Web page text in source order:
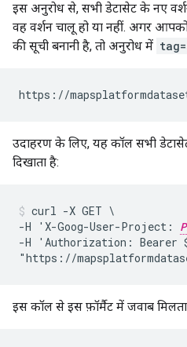
इस अनुरोध से, सभी डेटासेट के नए
वह वर्शन चालू हो या नहीं. अगर
की सूची बनानी है, तो अनुरोध में
https://
उदाहरण के लिए, यह कॉल सभी
दिखाता है:
curl -X GET \
-H 'X-Goog-User-Project:
-H 'Authorization: Bearer
"https://
इस कॉल से इस फ़ॉर्मैट में जवाब